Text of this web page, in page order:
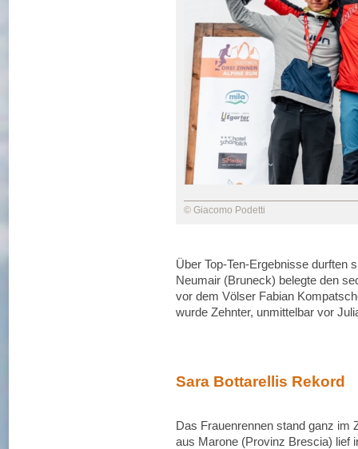
© Giacomo Podetti
Über Top-Ten-Ergebnisse durften
Neumair (Bruneck) belegte den
vor dem Völser Fabian
wurde Zehnter, unmittelbar vor
Sara Bottarellis Rekord
Das Frauenrennen stand ganz im
aus Marone (Provinz Brescia) lief